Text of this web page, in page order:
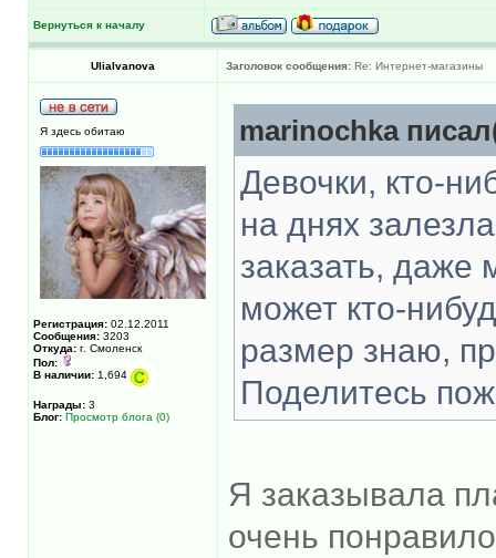
Вернуться к началу
UliaIvanova Заголовок сообщения: Re: Интернет-магазины
Я здесь обитаю
Регистрация: 02.12.2011
Сообщения: 3203
Откуда: г. Смоленск
Пол:
В наличии: 1,694
Награды: 3
Блог: Просмотр блога (0)
marinochka
Девочки, кто-
на днях
заказать, даже
может кто-
размер знаю,
Поделитесь
Я заказывала
очень